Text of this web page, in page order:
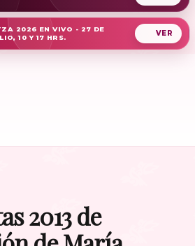
2026 EN VIVO - 27 DE
10 Y 17 HRS.
2013 de